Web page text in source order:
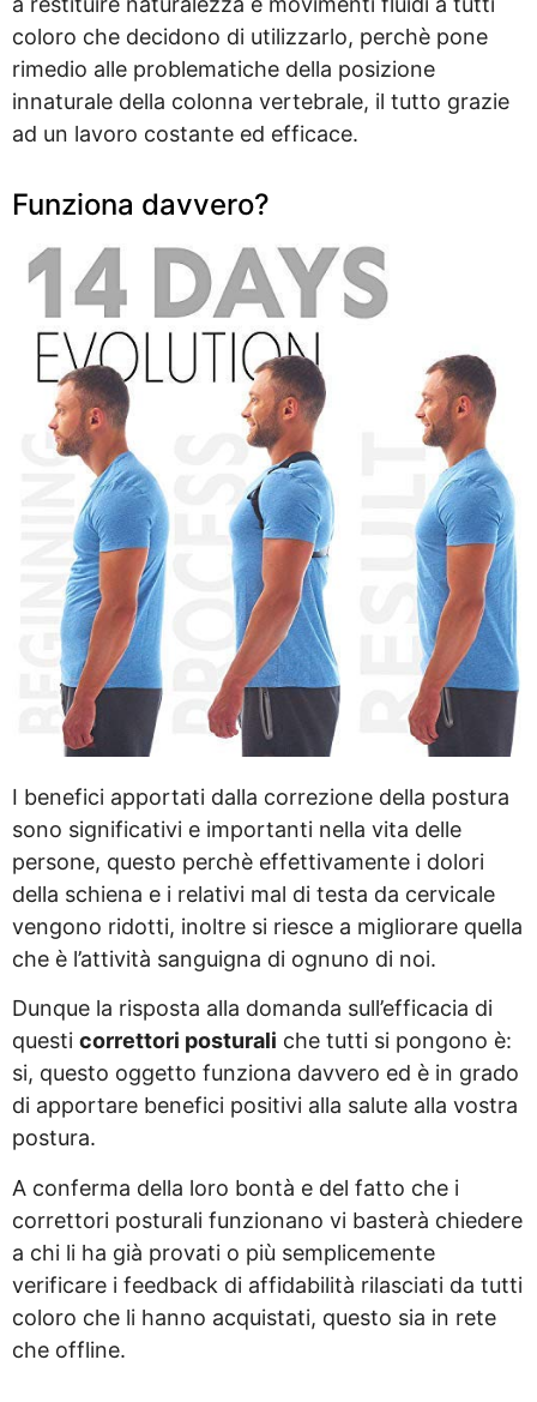
coloro che decidono di utilizzarlo, perchè pone
rimedio alle problematiche della posizione
innaturale della colonna vertebrale, il tutto grazie
ad un lavoro costante ed efficace.
Funziona davvero?
I benefici apportati dalla correzione della postura
sono significativi e importanti nella vita delle
persone, questo perchè effettivamente i dolori
della schiena e i relativi mal di testa da cervicale
vengono ridotti, inoltre si riesce a migliorare quella
che è l’attività sanguigna di ognuno di noi.
Dunque la risposta alla domanda sull’efficacia di
questi correttori posturali che tutti si pongono è:
si, questo oggetto funziona davvero ed è in grado
di apportare benefici positivi alla salute alla vostra
postura.
A conferma della loro bontà e del fatto che i
correttori posturali funzionano vi basterà chiedere
a chi li ha già provati o più semplicemente
verificare i feedback di affidabilità rilasciati da tutti
coloro che li hanno acquistati, questo sia in rete
che offline.